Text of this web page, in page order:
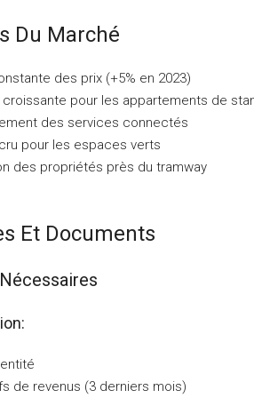
Du Marché
des prix (+5% en 2023)
croissante pour les appartements de
des services connectés
pour les espaces verts
des propriétés près du tramway
Et Documents
de revenus (3 derniers mois)